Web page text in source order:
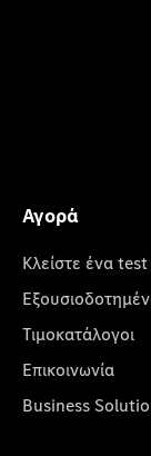
Αγορά
Κλείστε ένα
Τιμοκατάλογοι
Επικοινωνία
Business